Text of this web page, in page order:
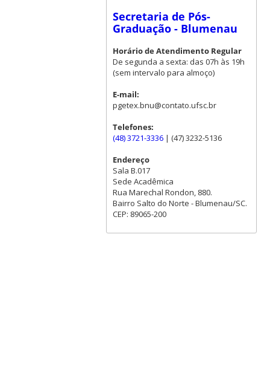
Secretaria de Pós-
Graduação - Blumenau
Horário de Atendimento Regular
De segunda a sexta: das 07h às 19h
(sem intervalo para almoço)
E-mail:
pgetex.bnu@contato.ufsc.br
Telefones:
(48) 3721-3336| (47) 3232-5136
Endereço
Sala B.017
Sede Acadêmica
Rua Marechal Rondon, 880.
Bairro Salto do Norte - Blumenau/SC.
CEP: 89065-200